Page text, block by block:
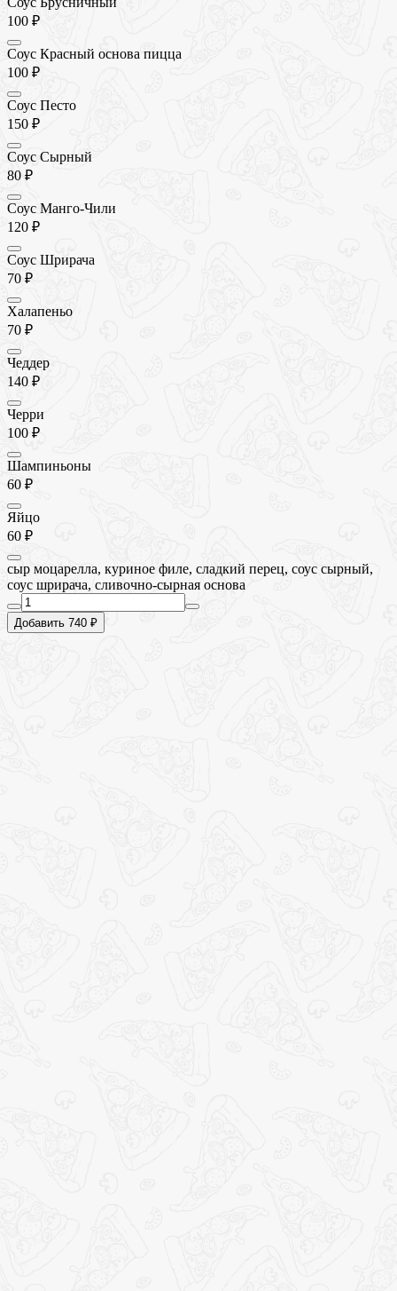
100 ₽
Соус Красный основа пицца
100 ₽
Соус Песто
150 ₽
Соус Сырный
80 ₽
Соус Манго-Чили
120 ₽
Соус Шрирача
70 ₽
Халапеньо
70 ₽
Чеддер
140 ₽
Черри
100 ₽
Шампиньоны
60 ₽
Яйцо
60 ₽
сыр моцарелла, куриное филе, сладкий перец, соус сырный,
соус шрирача, сливочно-сырная основа
Добавить 740 ₽